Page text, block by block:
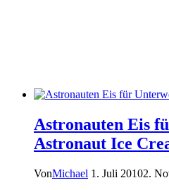
Astronauten Eis
Astronaut Ice
VonMichael 1. Juli 20102.